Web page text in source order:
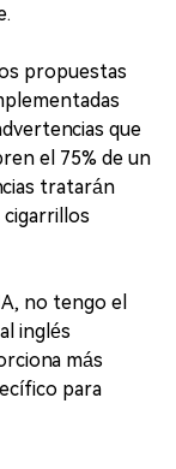
propuestas
que
el 75% de un
tratarán
no tengo el
inglés
más
para